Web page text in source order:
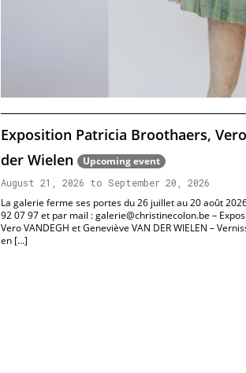
Exposition Patricia Broothaers,
der Wielen
Upcoming event
August 21, 2026 to September 20, 2026
La galerie ferme ses portes du 26 juillet au 20 août
92 07 97 et par mail : galerie@christinecolon.be –
Vero VANDEGH et Geneviève VAN DER WIELEN –
en […]